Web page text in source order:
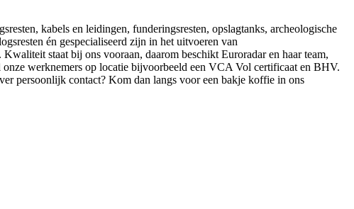
kabels en leidingen, funderingsresten, opslagtanks, archeologische
én gespecialiseerd zijn in het uitvoeren van
staat bij ons vooraan, daarom beschikt Euroradar en haar team,
werknemers op locatie bijvoorbeeld een VCA Vol certificaat en BHV.
persoonlijk contact? Kom dan langs voor een bakje koffie in ons